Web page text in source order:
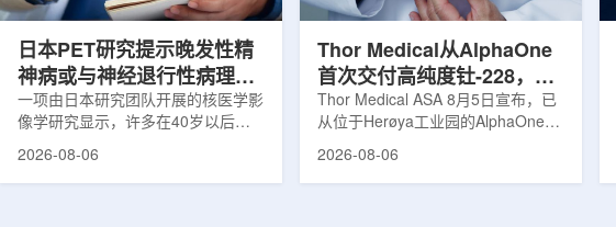
中心，构建癌症患者可在区域内完成
工程建设、组件制造或采购、燃料配
日本PET研究提示晚发性精
神病或与神经退行性病理相
关
一项由日本研究团队开展的核医学影
像学研究显示，许多在40岁以后首
次出现幻觉、妄想等精神病性症状的
2026-08-06
Thor Medical从AlphaOne
首次交付高纯度钍-228，商
业供货启动
Thor Medical ASA 8月5日宣布，已
从位于Herøya工业园的AlphaOne生
产设施完成首批高纯度钍-228(Th-
2026-08-06